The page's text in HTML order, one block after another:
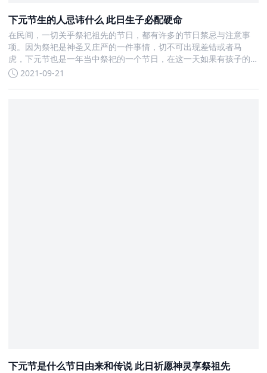
下元节生的人忌讳什么 此日生子必配硬命
在民间，一切关乎祭祀祖先的节日，都有许多的节日禁忌与注意事
项。因为祭祀是神圣又庄严的一件事情，切不可出现差错或者马
虎，下元节也是一年当中祭祀的一个节日，在这一天如果有孩子的
出生，那么要忌讳什么呢
2021-09-21
下元节是什么节日由来和传说 此日祈愿神灵享祭祖先